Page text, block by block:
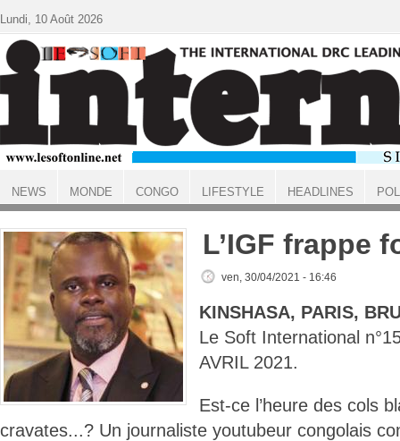
ACCUEIL
L’IGF frappe
ven, 30/04/2021 - 16:46
KINSHASA, PARIS,
Le Soft International
AVRIL 2021.
Est-ce l’heure des cols
cravates...? Un journaliste youtubeur congolais
Lundi, 10 Août 2026
NEWS MONDE CONGO LIFESTYLE HEADLINES